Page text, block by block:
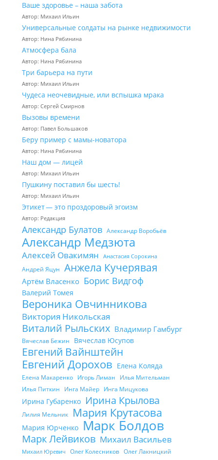
Ваше здоровье – наша забота
Автор: Михаил Ильин
Универсальные солдаты на рынке недвижимости
Автор: Нина Рябинина
Атмосфера бала
Автор: Нина Рябинина
Три барьера на пути
Автор: Михаил Ильин
Чудеса неочевидные, или вспышка мрака
Автор: Сергей Смирнов
Вызовы времени
Автор: Павел Большаков
Беру пример с мамы-новатора
Автор: Нина Рябинина
Наш дом — лицей
Автор: Михаил Ильин
Пушкину поставил бы шесть!
Автор: Михаил Ильин
Этикет — это проздоровый эгоизм
Автор: Редакция
Александр Булатов Александр Воробьёв
Александр Медзюта
Алексей Овакимян Анастасия Сорокина
Андрей Яцун Анжела Кучерявая
Артём Власенко Борис Видгоф
Валерий Томея
Вероника Овчинникова
Виктория Никольская
Виталий Рыльских Владимир Гамбург
Вячеслав Бежин Вячеслав Юсупов
Евгений Вайнштейн
Евгений Дорохов Елена Коляда
Елена Макаренко Игорь Лиман
Илья Мительман
Илья Питкин
Инга Майер Инга Мицукова
Ирина Губаренко Ирина Крылова
Лилия Мельник Мария Крутасова
Мария Юрченко Марк Болдов
Марк Лейвиков Михаил Васильев
Михаил Юревич Олег Колесников Олег Лакницкий